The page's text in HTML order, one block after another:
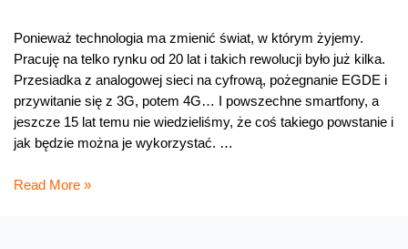
Ponieważ technologia ma zmienić świat, w którym żyjemy.
Pracuję na telko rynku od 20 lat i takich rewolucji było już kilka.
Przesiadka z analogowej sieci na cyfrową, pożegnanie EGDE i
przywitanie się z 3G, potem 4G… I powszechne smartfony, a
jeszcze 15 lat temu nie wiedzieliśmy, że coś takiego powstanie i
jak będzie można je wykorzystać. …
Wszyscy
Read More »